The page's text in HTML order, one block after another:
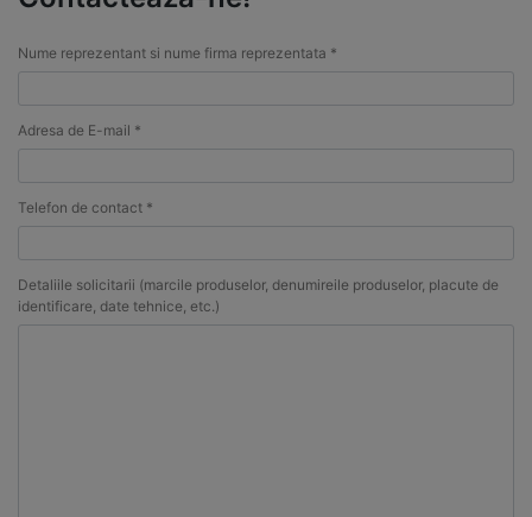
Nume reprezentant si nume firma reprezentata *
Adresa de E-mail *
Telefon de contact *
Detaliile solicitarii (marcile produselor, denumireile produselor, placute de
identificare, date tehnice, etc.)